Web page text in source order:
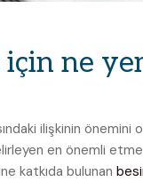
için ne
ilişkinin önemini
en önemli
katkıda bulunan